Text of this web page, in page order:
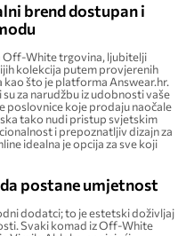
brend dostupan i
Off-White trgovina, ljubitelji
kolekcija putem provjerenih
što je platforma Answear.hr.
za narudžbu iz udobnosti vaše
poslovnice koje prodaju naočale
tako nudi pristup svjetskim
i prepoznatljiv dizajn za
idealna je opcija za sve koji
postane umjetnost
dodatci; to je estetski doživljaj
Svaki komad iz Off-White